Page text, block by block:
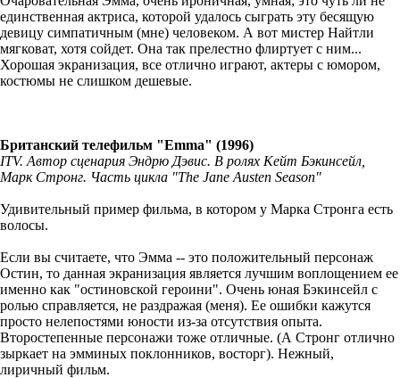
единственная актриса, которой удалось сыграть эту бесящую
девицу симпатичным (мне) человеком. А вот мистер Найтли
мягковат, хотя сойдет. Она так прелестно флиртует с ним...
Хорошая экранизация, все отлично играют, актеры с юмором,
костюмы не слишком дешевые.
Британский телефильм "Emma" (1996)
ITV. Автор сценария Эндрю Дэвис. В ролях Кейт Бэкинсейл,
Марк Стронг. Часть цикла "The Jane Austen Season"
Удивительный пример фильма, в котором у Марка Стронга есть
волосы.
Если вы считаете, что Эмма -- это положительный персонаж
Остин, то данная экранизация является лучшим воплощением ее
именно как "остиновской героини". Очень юная Бэкинсейл с
ролью справляется, не раздражая (меня). Ее ошибки кажутся
просто нелепостями юности из-за отсутствия опыта.
Второстепенные персонажи тоже отличные. (А Стронг отлично
зыркает на эмминых поклонников, восторг). Нежный,
лиричный фильм.